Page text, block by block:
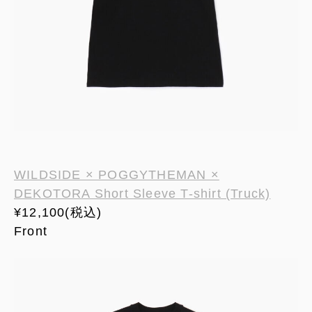
WILDSIDE × POGGYTHEMAN ×
DEKOTORA Short Sleeve T-shirt (Truck)
¥12,100(税込)
Front